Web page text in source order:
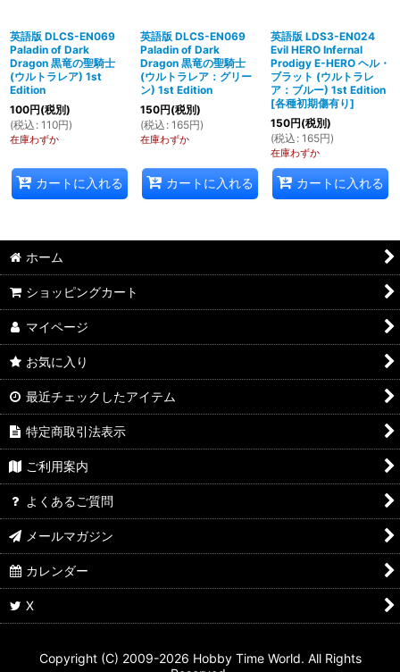
英語版 DLCS-EN069
Paladin of Dark
Dragon 黒竜の聖騎士
(ウルトラレア) 1st
Edition
100円(税別)
(税込 : 110円)
在庫わずか
カートに入れる
英語版 DLCS-EN069
Paladin of Dark
Dragon 黒竜の聖騎士
(ウルトラレア：グリー
ン) 1st Edition
150円(税別)
(税込 : 165円)
在庫わずか
カートに入れる
英語版 LDS3-EN024
Evil HERO Infernal
Prodigy E-HERO ヘル・
ブラット (ウルトラレ
ア：ブルー) 1st Edition
[各種初期傷有り]
150円(税別)
(税込 : 165円)
在庫わずか
カートに入れる
ホーム
ショッピングカート
マイページ
お気に入り
最近チェックしたアイテム
特定商取引法表示
ご利用案内
よくあるご質問
メールマガジン
カレンダー
X
Copyright (C) 2009-2026 Hobby Time World. All Rights